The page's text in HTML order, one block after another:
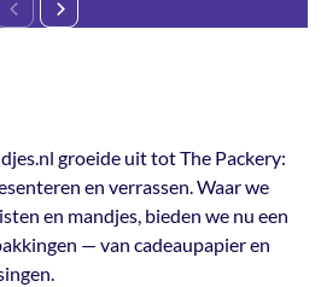
groeide uit tot The Packery:
en verrassen. Waar we
en mandjes, bieden we nu een
— van cadeaupapier en